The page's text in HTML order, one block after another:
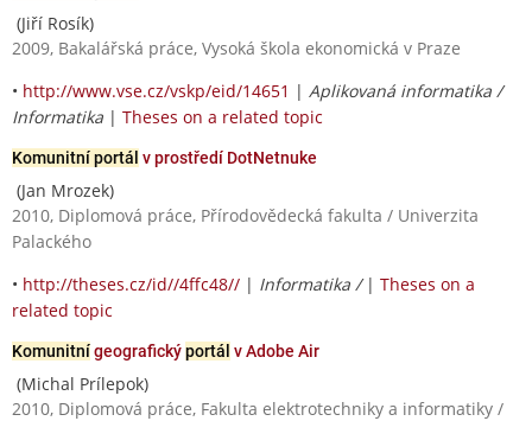
(Jiří Rosík)
2009, Bakalářská práce, Vysoká škola ekonomická v Praze
• http://www.vse.cz/vskp/eid/14651 | Aplikovaná informatika /
Informatika | Theses on a related topic
Komunitní portál v prostředí DotNetnuke
(Jan Mrozek)
2010, Diplomová práce, Přírodovědecká fakulta / Univerzita
Palackého
• http://theses.cz/id//4ffc48// | Informatika / | Theses on a
related topic
Komunitnígeografickýportál v Adobe Air
(Michal Prílepok)
2010, Diplomová práce, Fakulta elektrotechniky a informatiky /